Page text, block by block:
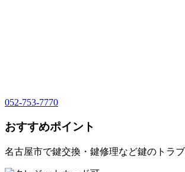
052-753-7770
おすすめポイント
名古屋市で鍵交換・鍵修理など鍵のトラ